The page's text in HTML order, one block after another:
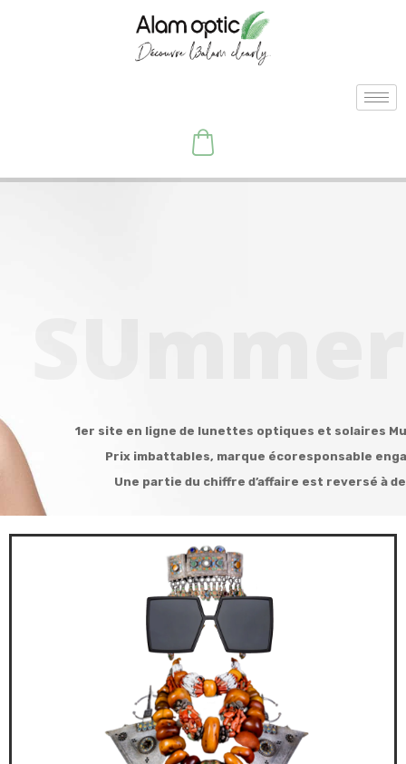
1er site en ligne de lunettes optiques et solaires
Prix imbattables, marque écoresponsable
Une partie du chiffre d’affaire est reversé à
VOIR COLLECTIONS